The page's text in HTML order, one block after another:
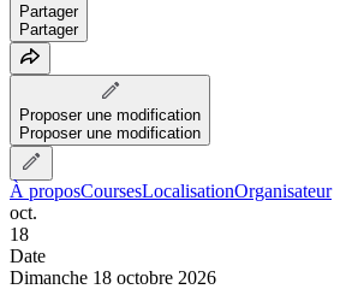
Partager
Partager
Proposer une modification
Proposer une modification
À proposCoursesLocalisationOrganisateur
oct.
18
Date
Dimanche 18 octobre 2026